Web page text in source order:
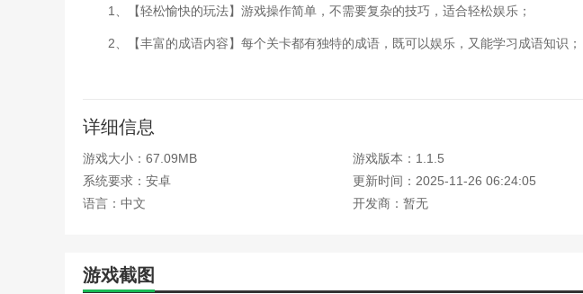
1、【轻松愉快的玩法】游戏操作简单，不需要复杂的技巧，适合轻松娱乐；
2、【丰富的成语内容】每个关卡都有独特的成语，既可以娱乐，又能学习成语知识；
快玩连连消游戏通过创新的消除玩法和丰富的成语内容，吸引了众多喜欢益智和休闲
设计，不仅考验玩家的反应能力，还能帮助玩家提升语言知识。随着关卡的逐步解锁，玩
详细信息
游戏大小：67.09MB
游戏版本：1.1.5
系统要求：安卓
更新时间：2025-11-26 06:24:05
语言：中文
开发商：暂无
游戏截图